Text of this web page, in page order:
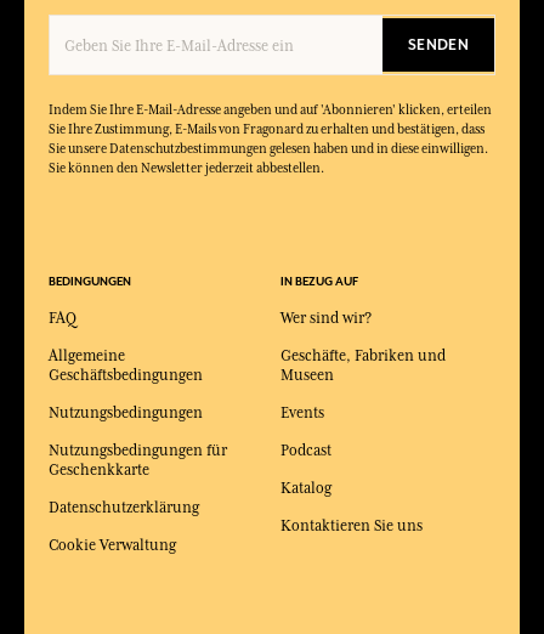
SENDEN
Indem Sie Ihre E-Mail-Adresse angeben und auf 'Abonnieren' klicken, erteilen
Sie Ihre Zustimmung, E-Mails von Fragonard zu erhalten und bestätigen, dass
Sie unsere Datenschutzbestimmungen gelesen haben und in diese einwilligen.
Sie können den Newsletter jederzeit abbestellen.
BEDINGUNGEN
FAQ
Allgemeine
Geschäftsbedingungen
Nutzungsbedingungen
Nutzungsbedingungen für
Geschenkkarte
Datenschutzerklärung
Cookie Verwaltung
IN BEZUG AUF
Wer sind wir?
Geschäfte, Fabriken und
Museen
Events
Podcast
Katalog
Kontaktieren Sie uns